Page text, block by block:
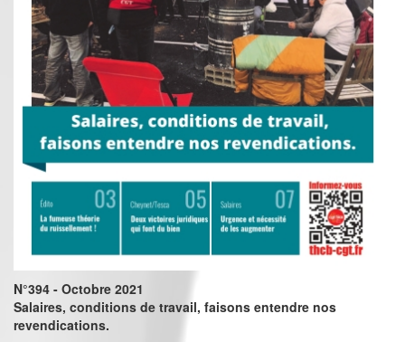
N°394 - Octobre 2021
Salaires, conditions de travail, faisons entendre nos
revendications.